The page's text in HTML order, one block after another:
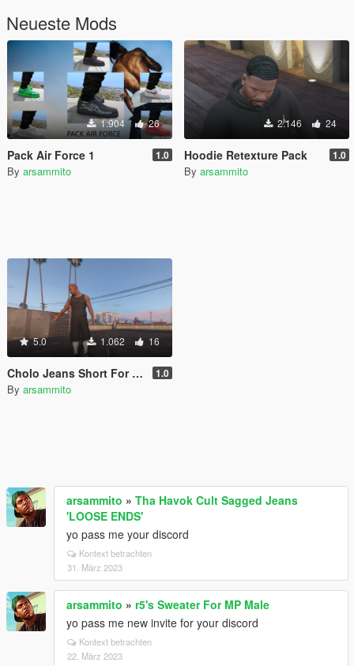
Neueste Mods
1.904 26
Pack Air Force 1 1.0
By arsammito
2.146 24
Hoodie Retexture Pack 1.0
By arsammito
5.0 1.062 16
Cholo Jeans Short For Franklin 1.0
By arsammito
arsammito » Tha Havok Cult Sagged Jeans
'LOOSE ENDS'
yo pass me your discord
Kontext betrachten
31. März 2023
arsammito » r5's Sweater For MP Male
yo pass me new invite for your discord
Kontext betrachten
22. März 2023